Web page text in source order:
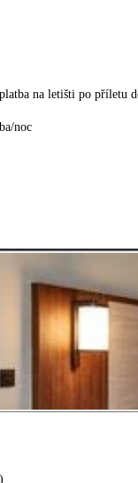
na letišti po příletu
noc